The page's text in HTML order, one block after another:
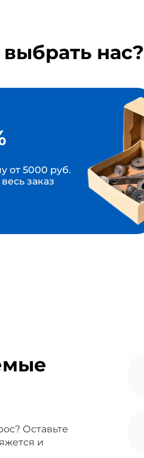
нас?
от 5000 руб.
заказ
Оставьте
и